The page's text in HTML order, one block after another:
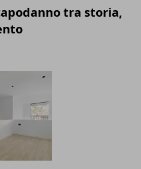
tra storia,